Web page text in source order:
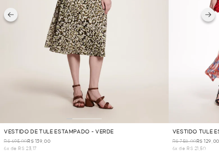
VESTIDO DE TULE ESTAMPADO - VERDE
R$ 695,00R$ 139,00
6x de R$ 23,17
VESTIDO TULE
R$ 758,00R$ 129,00
6x de R$ 21,50